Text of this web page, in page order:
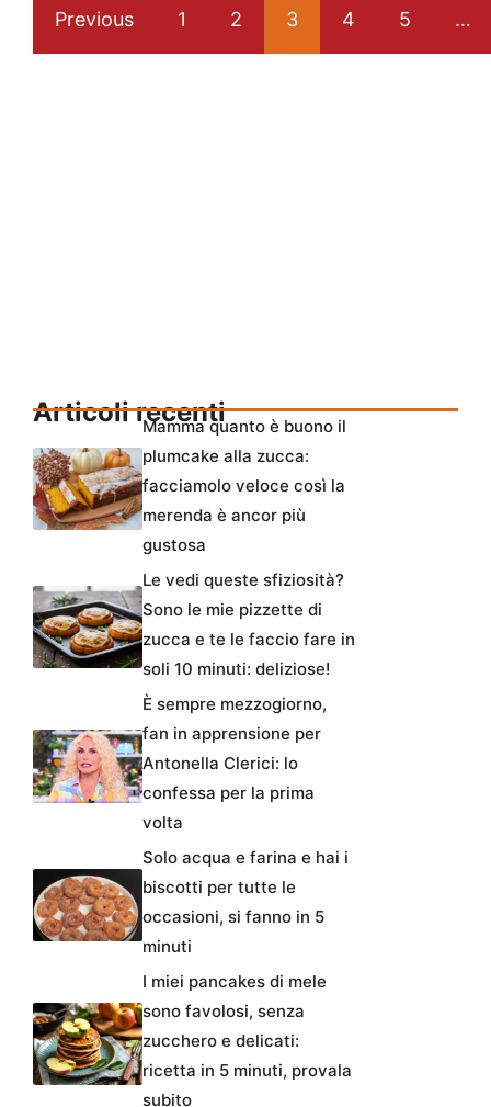
Previous 1 2 3 4 5 …
Articoli recentiMamma quanto è buono il
plumcake alla zucca:
facciamolo veloce così la
merenda è ancor più
gustosa
Le vedi queste sfiziosità?
Sono le mie pizzette di
zucca e te le faccio fare in
soli 10 minuti: deliziose!
È sempre mezzogiorno,
fan in apprensione per
Antonella Clerici: lo
confessa per la prima
volta
Solo acqua e farina e hai i
biscotti per tutte le
occasioni, si fanno in 5
minuti
I miei pancakes di mele
sono favolosi, senza
zucchero e delicati:
ricetta in 5 minuti, provala
subito